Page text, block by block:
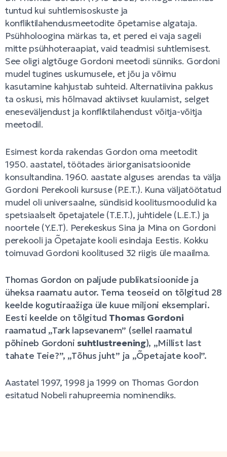
tuntud kui suhtlemisoskuste ja
konfliktilahendusmeetodite õpetamise algataja.
Psühholoogina märkas ta, et pered ei vaja sageli
mitte psühhoteraapiat, vaid teadmisi suhtlemisest.
See oligi algtõuge Gordoni meetodi sünniks. Gordoni
mudel tugines uskumusele, et jõu ja võimu
kasutamine kahjustab suhteid. Alternatiivina pakkus
ta oskusi, mis hõlmavad aktiivset kuulamist, selget
eneseväljendust ja konfliktilahendust võitja-võitja
meetodil.
Esimest korda rakendas Gordon oma meetodit
1950. aastatel, töötades äriorganisatsioonide
konsultandina. 1960. aastate alguses arendas ta välja
Gordoni Perekooli kursuse (P.E.T.). Kuna väljatöötatud
mudel oli universaalne, sündisid koolitusmoodulid ka
spetsiaalselt õpetajatele (T.E.T.), juhtidele (L.E.T.) ja
noortele (Y.E.T). Perekeskus Sina ja Mina on Gordoni
perekooli ja Õpetajate kooli esindaja Eestis. Kokku
toimuvad Gordoni koolitused 32 riigis üle maailma.
Thomas Gordon on paljude publikatsioonide ja
üheksa raamatu autor. Tema teoseid on tõlgitud 28
keelde kogutiraažiga üle kuue miljoni eksemplari.
Eesti keelde on tõlgitud Thomas Gordoni
raamatud „Tark lapsevanem” (sellel raamatul
põhineb Gordonisuhtlustreening), „Millist last
tahate Teie?”, „Tõhus juht” ja „Õpetajate kool”.
Aastatel 1997, 1998 ja 1999 on Thomas Gordon
esitatud Nobeli rahupreemia nominendiks.